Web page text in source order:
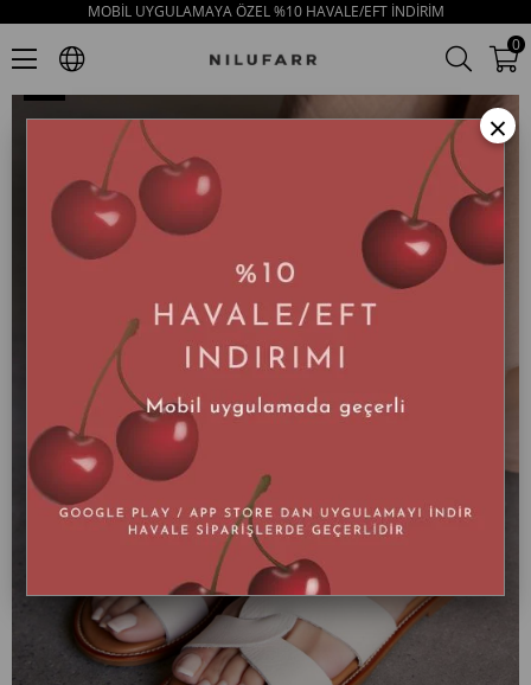
MOBİL UYGULAMAYA ÖZEL %10 HAVALE/EFT İNDİRİM
0
Peta Beyaz Hakiki Deri Kadın Terlik
×